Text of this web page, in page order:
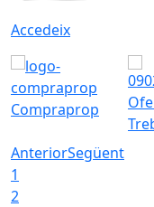
Accedeix
Compraprop
AnteriorSegüent
1
2